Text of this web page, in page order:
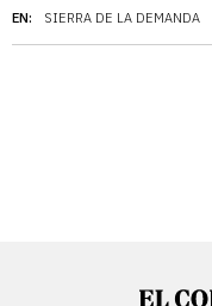
EN: SIERRA DE LA DEMANDA